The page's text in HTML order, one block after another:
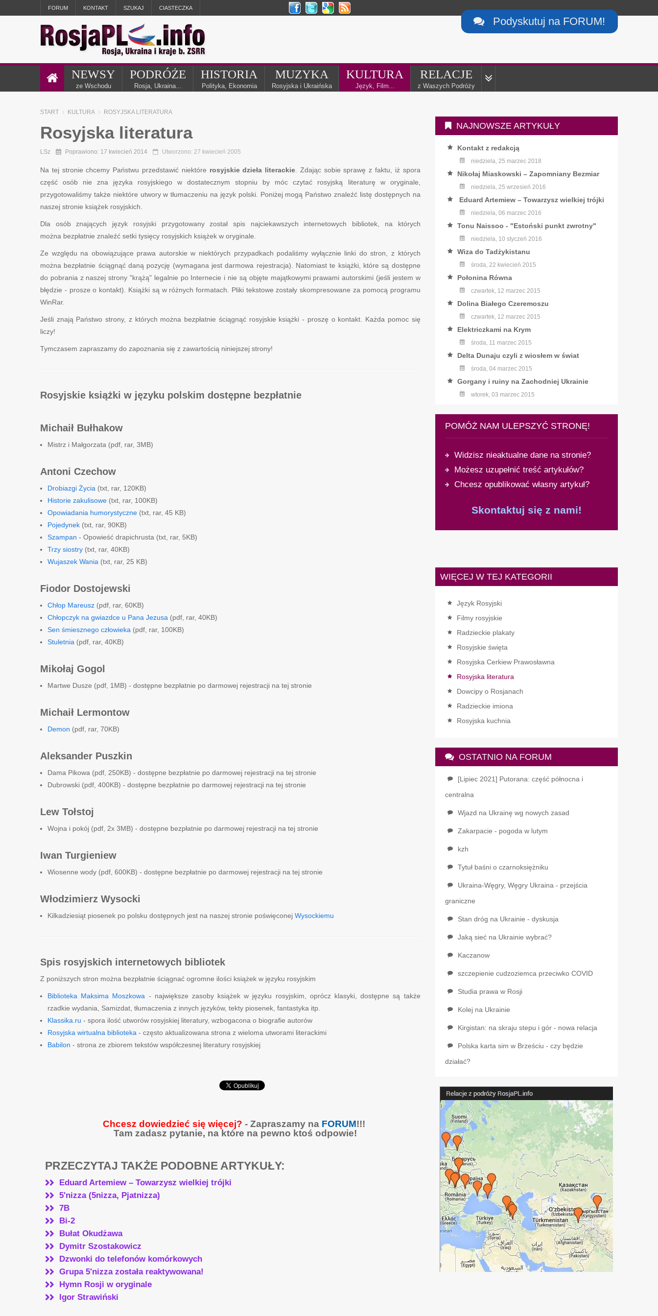
FORUM KONTAKT SZUKAJ CIASTECZKA
 Podyskutuj na FORUM!
NEWSY
ze Wschodu
PODRÓŻE
Rosja, Ukraina...
HISTORIA
Polityka, Ekonomia
MUZYKA
Rosyjska i Ukraińska
KULTURA
Język, Film...
RELACJE
z Waszych Podróży
START KULTURA ROSYJSKA LITERATURA
Rosyjska literatura
LSz Poprawiono: 17 kwiecień 2014 Utworzono: 27 kwiecień 2005
Na tej stronie chcemy Państwu przedstawić niektóre rosyjskie dzieła literackie . Zdając sobie sprawę z faktu, iż spora
część osób nie zna języka rosyjskiego w dostatecznym stopniu by móc czytać rosyjską literaturę w oryginale,
przygotowaliśmy także niektóre utwory w tłumaczeniu na język polski. Poniżej mogą Państwo znaleźć listę dostępnych na
naszej stronie książek rosyjskich.
Dla osób znających język rosyjski przygotowany został spis najciekawszych internetowych bibliotek, na których
można bezpłatnie znaleźć setki tysięcy rosyjskich książek w oryginale.
Ze względu na obowiązujące prawa autorskie w niektórych przypadkach podaliśmy wyłącznie linki do stron, z których
można bezpłatnie ściągnąć daną pozycję (wymagana jest darmowa rejestracja). Natomiast te książki, które są dostępne
do pobrania z naszej strony "krążą" legalnie po Internecie i nie są objęte majątkowymi prawami autorskimi (jeśli jestem w
błędzie - prosze o kontakt). Książki są w różnych formatach. Pliki tekstowe zostały skompresowane za pomocą programu
WinRar.
Jeśli znają Państwo strony, z których można bezpłatnie ściągnąć rosyjskie książki - proszę o kontakt. Każda pomoc się
liczy!
Tymczasem zapraszamy do zapoznania się z zawartością niniejszej strony!
Rosyjskie książki w języku polskim dostępne bezpłatnie
Michaił Bułhakow
Mistrz i Małgorzata (pdf, rar, 3MB)
Antoni Czechow
Drobiazgi Życia (txt, rar, 120KB)
Historie zakulisowe (txt, rar, 100KB)
Opowiadania humorystyczne (txt, rar, 45 KB)
Pojedynek (txt, rar, 90KB)
Szampan - Opowieść drapichrusta (txt, rar, 5KB)
Trzy siostry (txt, rar, 40KB)
Wujaszek Wania (txt, rar, 25 KB)
Fiodor Dostojewski
Chłop Mareusz (pdf, rar, 60KB)
Chłopczyk na gwiazdce u Pana Jezusa (pdf, rar, 40KB)
Sen śmiesznego człowieka (pdf, rar, 100KB)
Stuletnia (pdf, rar, 40KB)
Mikołaj Gogol
Martwe Dusze (pdf, 1MB) - dostępne bezpłatnie po darmowej rejestracji na tej stronie
Michaił Lermontow
Demon (pdf, rar, 70KB)
Aleksander Puszkin
Dama Pikowa (pdf, 250KB) - dostępne bezpłatnie po darmowej rejestracji na tej stronie
Dubrowski (pdf, 400KB) - dostępne bezpłatnie po darmowej rejestracji na tej stronie
Lew Tołstoj
Wojna i pokój (pdf, 2x 3MB) - dostępne bezpłatnie po darmowej rejestracji na tej stronie
Iwan Turgieniew
Wiosenne wody (pdf, 600KB) - dostępne bezpłatnie po darmowej rejestracji na tej stronie
Włodzimierz Wysocki
Kilkadziesiąt piosenek po polsku dostępnych jest na naszej stronie poświęconej Wysockiemu
Spis rosyjskich internetowych bibliotek
Z poniższych stron można bezpłatnie ściągnać ogromne ilości książek w języku rosyjskim
Biblioteka Maksima Moszkowa - największe zasoby książek w języku rosyjskim, oprócz klasyki, dostępne są także
rzadkie wydania, Samizdat, tłumaczenia z innych języków, tekty piosenek, fantastyka itp.
Klassika.ru - spora ilość utworów rosyjskiej literatury, wzbogacona o biografie autorów
Rosyjska wirtualna biblioteka - często aktualizowana strona z wieloma utworami literackimi
Babilon - strona ze zbiorem tekstów współczesnej literatury rosyjskiej
Chcesz dowiedzieć się więcej? - Zapraszamy na FORUM!!!
Tam zadasz pytanie, na które na pewno ktoś odpowie!
PRZECZYTAJ TAKŻE PODOBNE ARTYKUŁY:
Eduard Artemiew – Towarzysz wielkiej trójki
5'nizza (5nizza, Pjatnizza)
7B
Bi-2
Bułat Okudżawa
Dymitr Szostakowicz
Dzwonki do telefonów komórkowych
Grupa 5'nizza została reaktywowana!
Hymn Rosji w oryginale
Igor Strawiński
NAJNOWSZE ARTYKUŁY
Kontakt z redakcją
niedziela, 25 marzec 2018
Nikołaj Miaskowski – Zapomniany Bezmiar
niedziela, 25 wrzesień 2016
Eduard Artemiew – Towarzysz wielkiej trójki
niedziela, 06 marzec 2016
Tonu Naissoo - "Estoński punkt zwrotny"
niedziela, 10 styczeń 2016
Wiza do Tadżykistanu
środa, 22 kwiecień 2015
Połonina Równa
czwartek, 12 marzec 2015
Dolina Białego Czeremoszu
czwartek, 12 marzec 2015
Elektriczkami na Krym
środa, 11 marzec 2015
Delta Dunaju czyli z wiosłem w świat
środa, 04 marzec 2015
Gorgany i ruiny na Zachodniej Ukrainie
wtorek, 03 marzec 2015
POMÓŻ NAM ULEPSZYĆ STRONĘ!
Widzisz nieaktualne dane na stronie?
Możesz uzupełnić treść artykułów?
Chcesz opublikować własny artykuł?
Skontaktuj się z nami!
WIĘCEJ W TEJ KATEGORII
Język Rosyjski
Filmy rosyjskie
Radzieckie plakaty
Rosyjskie święta
Rosyjska Cerkiew Prawosławna
Rosyjska literatura
Dowcipy o Rosjanach
Radzieckie imiona
Rosyjska kuchnia
OSTATNIO NA FORUM
[Lipiec 2021] Putorana: część północna i
centralna
Wjazd na Ukrainę wg nowych zasad
Zakarpacie - pogoda w lutym
kzh
Tytuł baśni o czarnoksiężniku
Ukraina-Węgry, Węgry Ukraina - przejścia
graniczne
Stan dróg na Ukrainie - dyskusja
Jaką sieć na Ukrainie wybrać?
Kaczanow
szczepienie cudzoziemca przeciwko COVID
Studia prawa w Rosji
Kolej na Ukrainie
Kirgistan: na skraju stepu i gór - nowa relacja
Polska karta sim w Brześciu - czy będzie
działać?